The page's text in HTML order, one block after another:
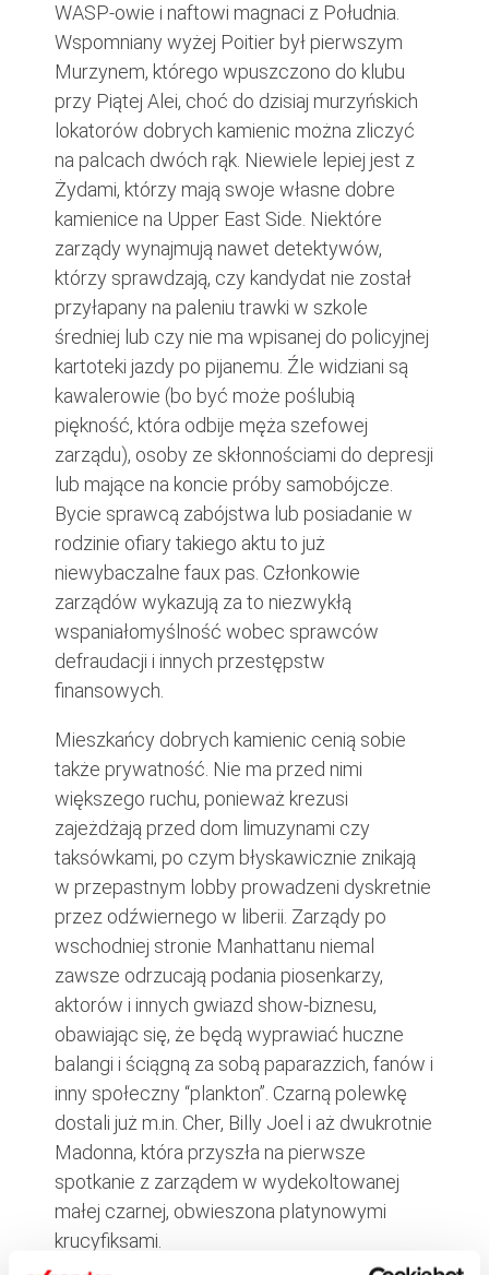
WASP-owie i naftowi magnaci z Południa.
Wspomniany wyżej Poitier był pierwszym
Murzynem, którego wpuszczono do klubu
przy Piątej Alei, choć do dzisiaj murzyńskich
lokatorów dobrych kamienic można zliczyć
na palcach dwóch rąk. Niewiele lepiej jest z
Żydami, którzy mają swoje własne dobre
kamienice na Upper East Side. Niektóre
zarządy wynajmują nawet detektywów,
którzy sprawdzają, czy kandydat nie został
przyłapany na paleniu trawki w szkole
średniej lub czy nie ma wpisanej do policyjnej
kartoteki jazdy po pijanemu. Źle widziani są
kawalerowie (bo być może poślubią
piękność, która odbije męża szefowej
zarządu), osoby ze skłonnościami do depresji
lub mające na koncie próby samobójcze.
Bycie sprawcą zabójstwa lub posiadanie w
rodzinie ofiary takiego aktu to już
niewybaczalne faux pas. Członkowie
zarządów wykazują za to niezwykłą
wspaniałomyślność wobec sprawców
defraudacji i innych przestępstw
finansowych.
Mieszkańcy dobrych kamienic cenią sobie
także prywatność. Nie ma przed nimi
większego ruchu, ponieważ krezusi
zajeżdżają przed dom limuzynami czy
taksówkami, po czym błyskawicznie znikają
w przepastnym lobby prowadzeni dyskretnie
przez odźwiernego w liberii. Zarządy po
wschodniej stronie Manhattanu niemal
zawsze odrzucają podania piosenkarzy,
aktorów i innych gwiazd show-biznesu,
obawiając się, że będą wyprawiać huczne
balangi i ściągną za sobą paparazzich, fanów i
inny społeczny “plankton”. Czarną polewkę
dostali już m.in. Cher, Billy Joel i aż dwukrotnie
Madonna, która przyszła na pierwsze
spotkanie z zarządem w wydekoltowanej
małej czarnej, obwieszona platynowymi
krucyfiksami.